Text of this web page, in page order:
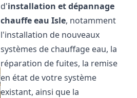
d'installation et dépannage
chauffe eau Isle, notamment
l'installation de nouveaux
systèmes de chauffage eau, la
réparation de fuites, la remise
en état de votre système
existant, ainsi que la